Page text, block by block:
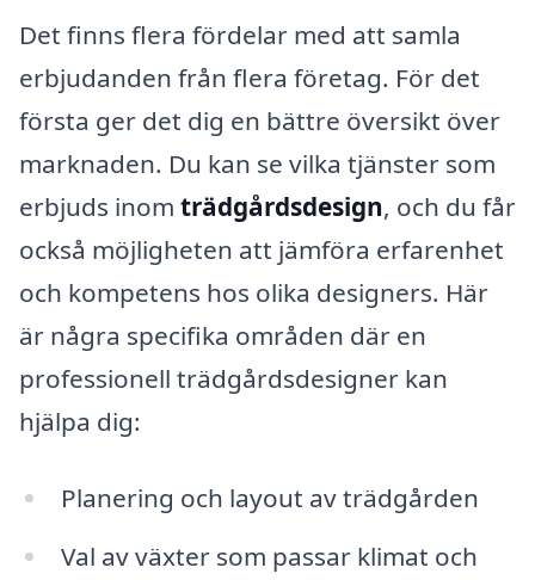
Det finns flera fördelar med att samla
erbjudanden från flera företag. För det
första ger det dig en bättre översikt över
marknaden. Du kan se vilka tjänster som
erbjuds inom trädgårdsdesign, och du får
också möjligheten att jämföra erfarenhet
och kompetens hos olika designers. Här
är några specifika områden där en
professionell trädgårdsdesigner kan
hjälpa dig:
Planering och layout av trädgården
Val av växter som passar klimat och